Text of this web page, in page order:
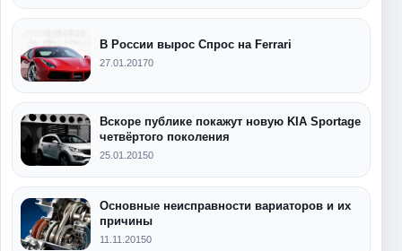
В России вырос Спрос на Ferrari
27.01.20170
Вскоре публике покажут новую KIA Sportage
четвёртого поколения
25.01.20150
Основные неисправности вариаторов и их
причины
11.11.20150